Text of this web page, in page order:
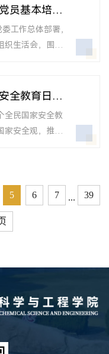
大家学有所获，
平总书记在参
记在看望参加政
资源界委员时发
南省长沙市主持
员基本培训
工作总体部署，
生活会，围绕4
导出席研究生
联系党支部的组
集中培训的内...
全教育日宣
全民国家安全教
安全观，推动
育日”宣传活动，
生，强化师生保
午，化学科学与
宝、在化学馆...
5 6 7 ... 39